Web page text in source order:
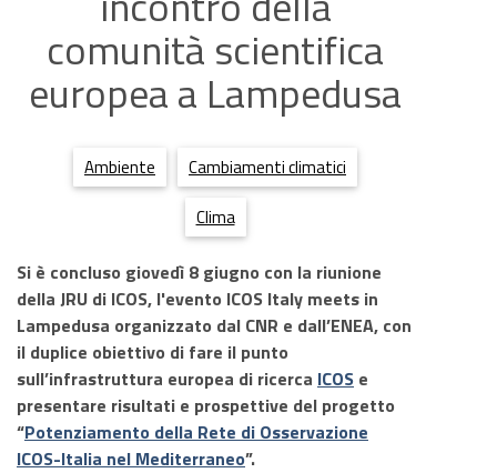
comunità scientifica
europea a Lampedusa
Ambiente
Cambiamenti climatici
Clima
Si è concluso giovedì 8 giugno con la riunione
della JRU di ICOS, l'evento ICOS Italy meets in
Lampedusa organizzato dal CNR e dall’ENEA, con
il duplice obiettivo di fare il punto
sull’infrastruttura europea di ricerca ICOS e
presentare risultati e prospettive del progetto
“Potenziamento della Rete di Osservazione
ICOS-Italia nel Mediterraneo”.